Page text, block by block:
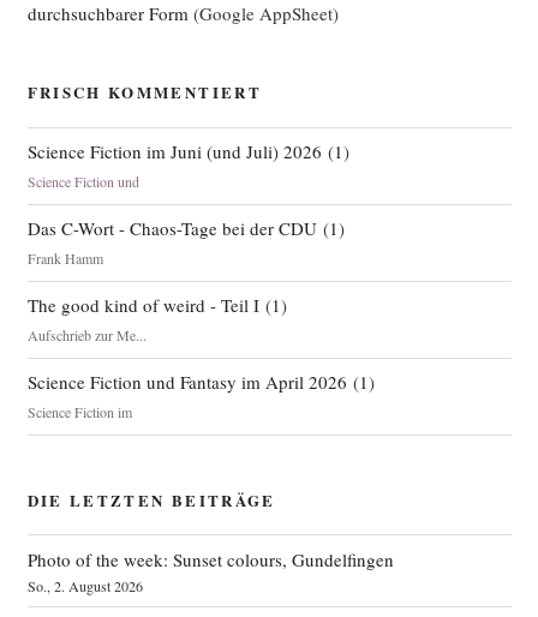
durchsuchbarer Form(Google AppSheet)
FRISCH KOMMENTIERT
Science Fiction im Juni (und Juli) 2026 (1)
Science Fiction und
Das C-Wort - Chaos-Tage bei der CDU(1)
Frank Hamm
The good kind of weird - Teil I(1)
Aufschrieb zur Me...
Science Fiction und Fantasy im April 2026 (1)
Science Fiction im
DIE LETZTEN BEITRÄGE
Photo of the week: Sunset colours, Gundelfingen
So., 2. August 2026